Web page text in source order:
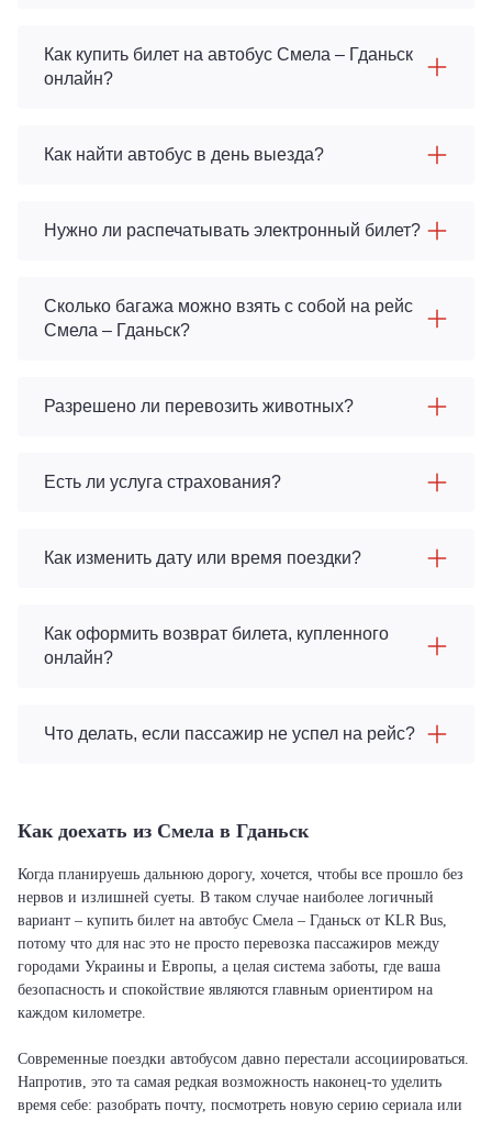
Как купить билет на автобус Смела – Гданьск
онлайн?
Как найти автобус в день выезда?
Нужно ли распечатывать электронный билет?
Сколько багажа можно взять с собой на рейс
Смела – Гданьск?
Разрешено ли перевозить животных?
Есть ли услуга страхования?
Как изменить дату или время поездки?
Как оформить возврат билета, купленного
онлайн?
Что делать, если пассажир не успел на рейс?
Как доехать из Смела в Гданьск
Когда планируешь дальнюю дорогу, хочется, чтобы все прошло без
нервов и излишней суеты. В таком случае наиболее логичный
вариант – купить билет на автобус Смела – Гданьск от KLR Bus,
потому что для нас это не просто перевозка пассажиров между
городами Украины и Европы, а целая система заботы, где ваша
безопасность и спокойствие являются главным ориентиром на
каждом километре.
Современные поездки автобусом давно перестали ассоциироваться.
Напротив, это та самая редкая возможность наконец-то уделить
время себе: разобрать почту, посмотреть новую серию сериала или